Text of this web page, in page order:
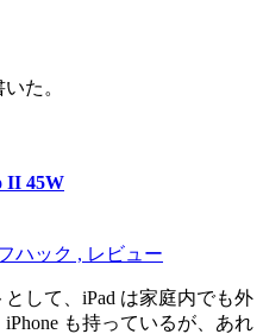
た。
II 45W
ハック , レビュー
して、iPad は家庭内でも外
も持っているが、あれ